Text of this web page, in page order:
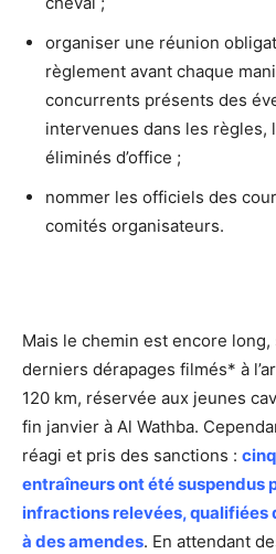
organiser une réunion
règlement avant chaque
concurrents présents des
intervenues dans les règles,
éliminés d’office ;
nommer les officiels des
comités organisateurs.
Mais le chemin est encore long,
derniers dérapages filmés* à
120 km, réservée aux jeunes
fin janvier à Al Wathba.
réagi et pris des sanctions :
entraîneurs ont été suspendus
infractions relevées, qualifiées
à des amendes. En attendant